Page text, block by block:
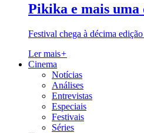
Pikika e mais
Festival chega à décima
Ler mais+
Cinema
Notícias
Análises
Entrevistas
Especiais
Festivais
Séries